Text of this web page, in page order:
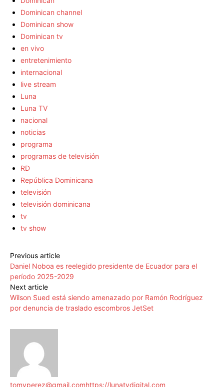
Dominican channel
Dominican show
Dominican tv
en vivo
entretenimiento
internacional
live stream
Luna
Luna TV
nacional
noticias
programa
programas de televisión
RD
República Dominicana
televisión
televisión dominicana
tv
tv show
Previous article
Daniel Noboa es reelegido presidente de Ecuador para el
período 2025-2029
Next article
Wilson Sued está siendo amenazado por Ramón Rodríguez
por denuncia de traslado escombros JetSet
tomyperez@gmail.comhttps://lunatvdigital.com